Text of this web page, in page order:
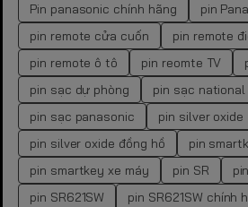
Pin panasonic chính hãng
pin
pin remote cửa cuốn
pin remote
pin remote ô tô
pin reomte TV
pin sạc dự phòng
pin sạc national
pin sạc panasonic
pin silver oxide
pin silver oxide đồng hồ
pin
pin smartkey xe máy
pin SR
pin SR621SW
pin SR621SW chính